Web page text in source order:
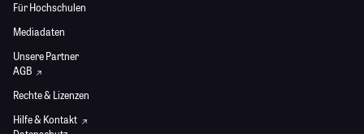
Für Hochschulen
Mediadaten
Unsere Partner
AGB
Rechte & Lizenzen
Hilfe & Kontakt